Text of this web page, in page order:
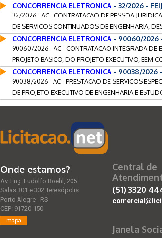
CONCORRENCIA ELETRONICA - 32/2026 -
32/2026 - AC - CONTRATACAO DE PESSOA
DE SERVICOS CONTINUADOS DE ENGENHARIA,
CONCORRENCIA ELETRONICA - 90060/2026
90060/2026 - AC - CONTRATACAO INTEGRADA DE
PROJETO BASICO, DO PROJETO EXECUTIVO, BEM
CONCORRENCIA ELETRONICA - 90038/2026
90038/2026 - AC - PRESTACAO DE SERVICOS
DE PROJETO EXECUTIVO DE ENGENHARIA E
Onde estamos?
Av. Eng. Ludolfo Boehl, 205
Salas 301 e 302 Teresópolis
Porto Alegre - RS
CEP: 91720-150
mapa
Central de
(51)3320
Janela